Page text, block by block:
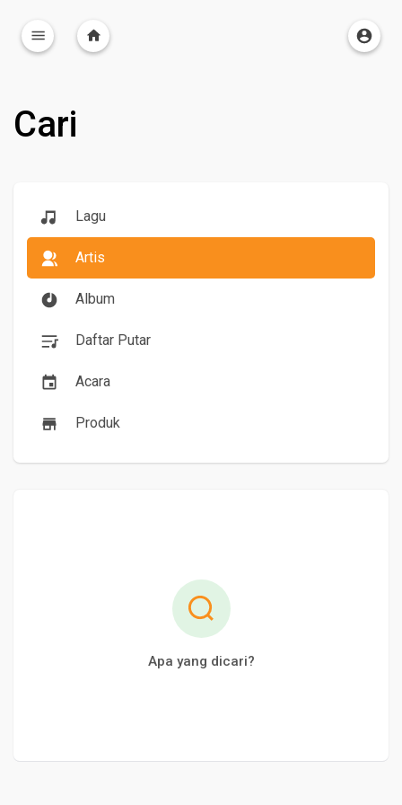
Cari
Lagu
Artis
Album
Daftar Putar
Acara
Produk
Apa yang dicari?